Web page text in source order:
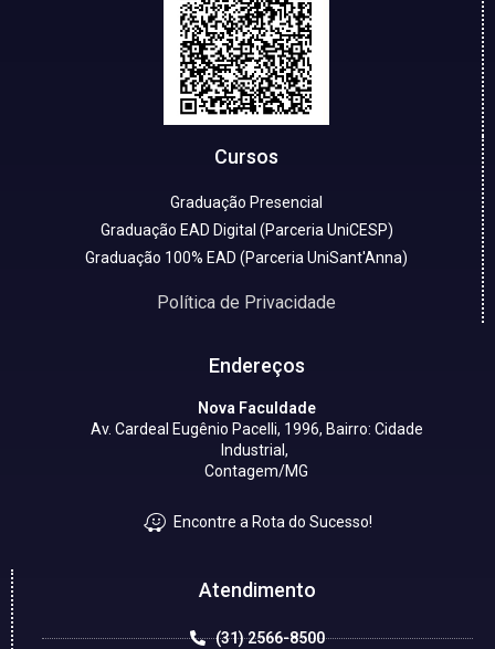
Cursos
Graduação Presencial
Graduação EAD Digital (Parceria UniCESP)
Graduação 100% EAD (Parceria UniSant'Anna)
Política de Privacidade
Endereços
Nova Faculdade
Av. Cardeal Eugênio Pacelli, 1996, Bairro: Cidade
Industrial,
Contagem/MG
Encontre a Rota do Sucesso!
Atendimento
(31) 2566-8500